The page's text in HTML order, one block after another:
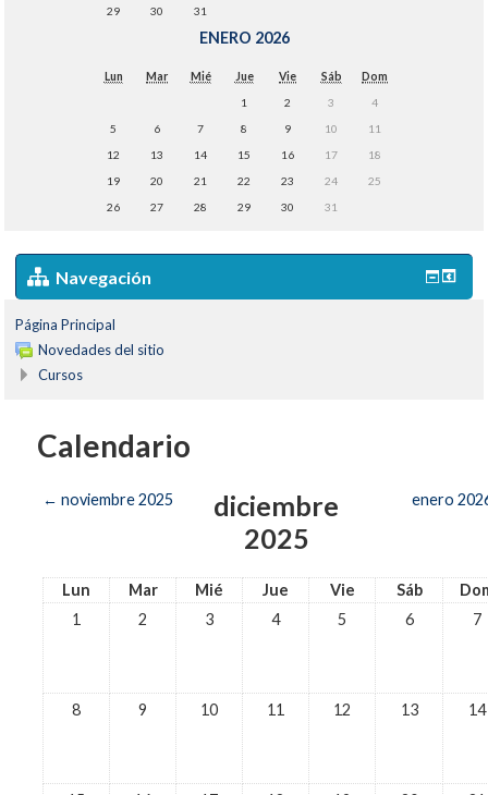
29
30 31
ENERO 2026
Lun Mar Mié Jue Vie Sáb
Dom
1
2 3
4
5
6 7 8 9 10
11
12
13 14 15 16 17
18
19
20 21 22 23 24
25
26
27 28 29 30 31
Navegación
Página Principal
Novedades del sitio
Cursos
Calendario
← noviembre 2025
diciembre
2025
enero
Lun Mar Mié Jue Vie Sáb
1
2 3 4 5 6 7
8 9 10 11 12 13 14